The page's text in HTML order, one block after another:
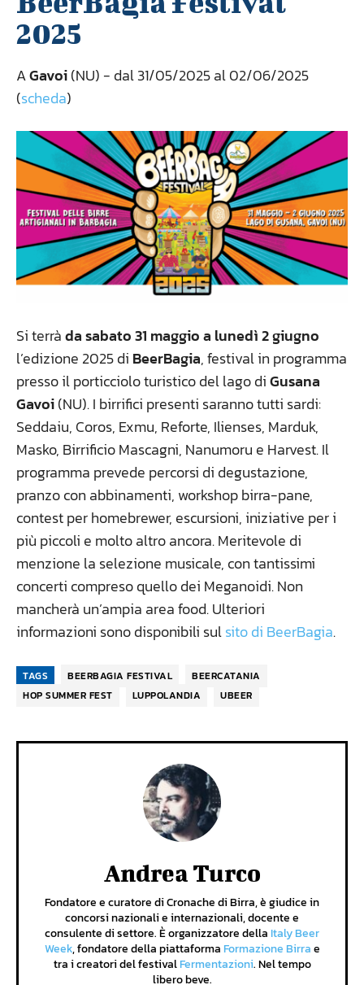
2025
AGavoi(NU) - dal 31/05/2025 al 02/06/2025
(scheda)
Si terràda sabato 31 maggio a lunedì 2 giugno
l’edizione 2025 di BeerBagia, festival in programma
presso il porticciolo turistico del lago diGusana
Gavoi(NU). I birrifici presenti saranno tutti sardi:
Seddaiu, Coros, Exmu, Reforte, Ilienses, Marduk,
Masko, Birrificio Mascagni, Nanumoru e Harvest. Il
programma prevede percorsi di degustazione,
pranzo con abbinamenti, workshop birra-pane,
contest per homebrewer, escursioni, iniziative per i
più piccoli e molto altro ancora. Meritevole di
menzione la selezione musicale, con tantissimi
concerti compreso quello dei Meganoidi. Non
mancherà un’ampia area food. Ulteriori
informazioni sono disponibili sulsito di BeerBagia.
TAGS BEERBAGIA FESTIVAL
BEERCATANIA
HOP SUMMER FEST
LUPPOLANDIA UBEER
Andrea Turco
Fondatore e curatore di Cronache di Birra, è giudice in
concorsi nazionali e internazionali, docente e
consulente di settore. È organizzatore della Italy Beer
Week, fondatore della piattaforma Formazione Birrae
tra i creatori del festivalFermentazioni. Nel tempo
libero beve.